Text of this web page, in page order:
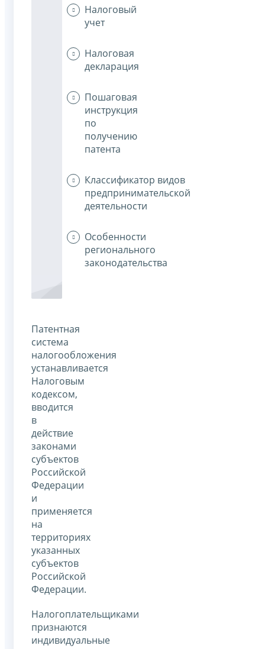
Налоговый
учет
Налоговая
декларация
Пошаговая
инструкция
по
получению
патента
Классификатор видов
предпринимательской
деятельности
Особенности
регионального
законодательства
Патентная
система
налогообложения
устанавливается
Налоговым
кодексом,
вводится
в
действие
законами
субъектов
Российской
Федерации
и
применяется
на
территориях
указанных
субъектов
Российской
Федерации.
Налогоплательщиками
признаются
индивидуальные